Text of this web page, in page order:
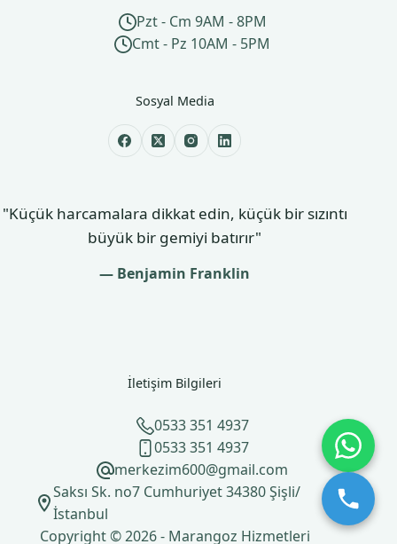
Pzt - Cm 9AM - 8PM
Cmt - Pz 10AM - 5PM
Sosyal Media
"Küçük harcamalara dikkat edin, küçük bir sızıntı
büyük bir gemiyi batırır"
— Benjamin Franklin
İletişim Bilgileri
0533 351 4937
0533 351 4937
merkezim600@gmail.com
Saksı Sk. no7 Cumhuriyet 34380 Şişli/
İstanbul
Copyright © 2026 - Marangoz Hizmetleri